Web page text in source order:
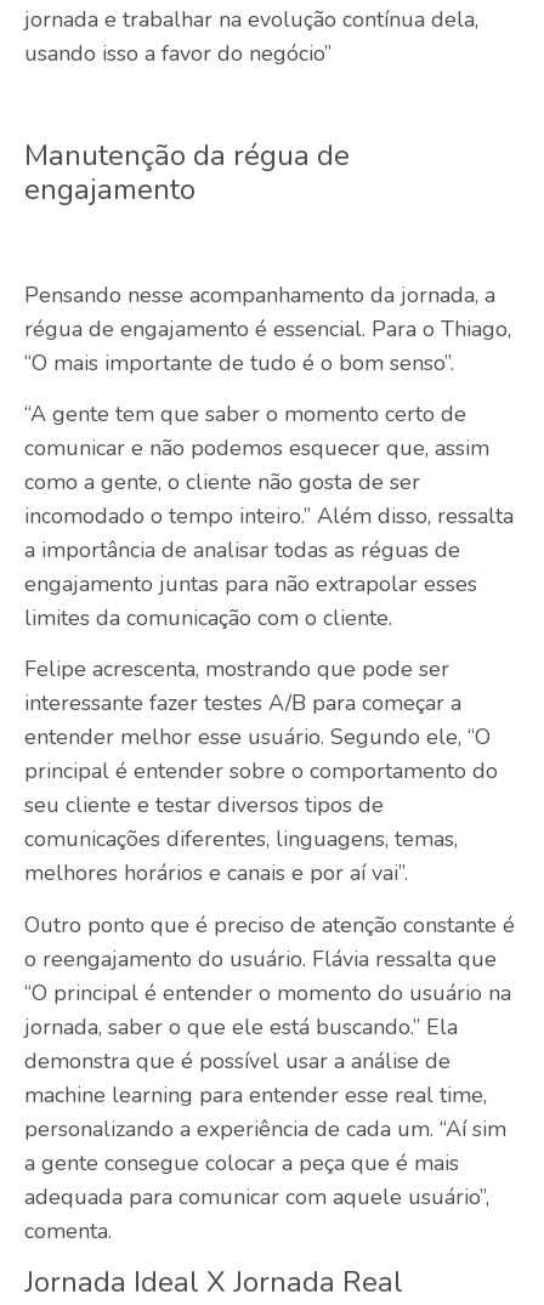
jornada e trabalhar na evolução contínua dela,
usando isso a favor do negócio”
Manutenção da régua de
engajamento
Pensando nesse acompanhamento da jornada, a
régua de engajamento é essencial. Para o Thiago,
“O mais importante de tudo é o bom senso”.
“A gente tem que saber o momento certo de
comunicar e não podemos esquecer que, assim
como a gente, o cliente não gosta de ser
incomodado o tempo inteiro.” Além disso, ressalta
a importância de analisar todas as réguas de
engajamento juntas para não extrapolar esses
limites da comunicação com o cliente.
Felipe acrescenta, mostrando que pode ser
interessante fazer testes A/B para começar a
entender melhor esse usuário. Segundo ele, “O
principal é entender sobre o comportamento do
seu cliente e testar diversos tipos de
comunicações diferentes, linguagens, temas,
melhores horários e canais e por aí vai”.
Outro ponto que é preciso de atenção constante é
o reengajamento do usuário. Flávia ressalta que
“O principal é entender o momento do usuário na
jornada, saber o que ele está buscando.” Ela
demonstra que é possível usar a análise de
machine learning para entender esse real time,
personalizando a experiência de cada um. “Aí sim
a gente consegue colocar a peça que é mais
adequada para comunicar com aquele usuário”,
comenta.
Jornada Ideal X Jornada Real